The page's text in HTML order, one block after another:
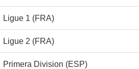
Ligue 1 (FRA)
Ligue 2 (FRA)
Primera Division (ESP)